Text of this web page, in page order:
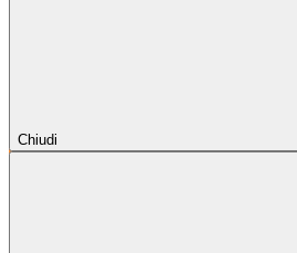
Chiudi